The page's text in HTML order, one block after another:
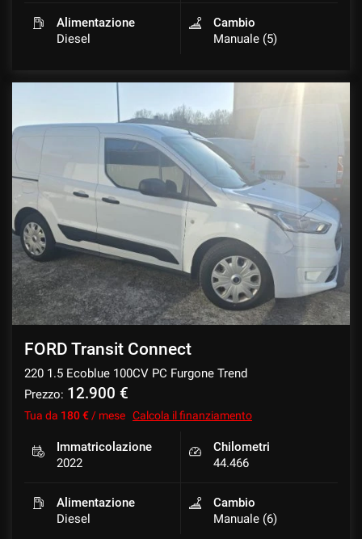
Alimentazione
Diesel
Cambio
Manuale (5)
FORD Transit Connect
220 1.5 Ecoblue 100CV PC Furgone Trend
Prezzo: 12.900 €
Tua da 180 € / mese Calcola il finanziamento
Immatricolazione
2022
Chilometri
44.466
Alimentazione
Diesel
Cambio
Manuale (6)
tracciamento
alla
policy.
Puoi
rivedere
e
modificare
le
tue
in
momento.
Cookie necessari